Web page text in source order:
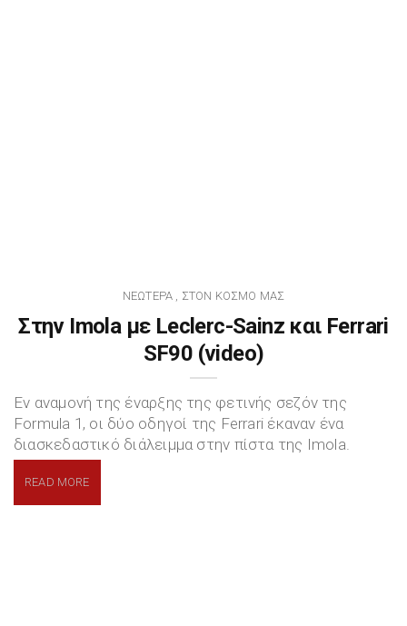
ΝΕΏΤΕΡΑ , ΣΤΟΝ ΚΌΣΜΟ ΜΑΣ
Στην Imola με Leclerc-Sainz και Ferrari
SF90 (video)
Εν αναμονή της έναρξης της φετινής σεζόν της
Formula 1, οι δύο οδηγοί της Ferrari έκαναν ένα
διασκεδαστικό διάλειμμα στην πίστα της Imola.
READ MORE